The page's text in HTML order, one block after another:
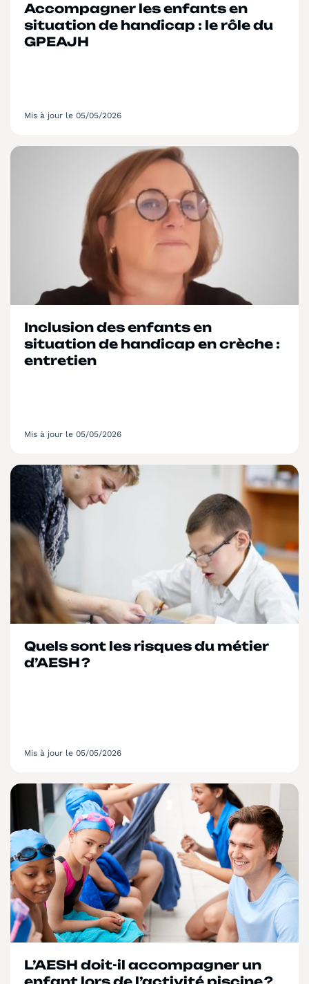
Accompagner les enfants en
situation de handicap : le rôle du
GPEAJH
Mis à jour le 05/05/2026
Inclusion des enfants en
situation de handicap en crèche :
entretien
Mis à jour le 05/05/2026
Quels sont les risques du métier
d’AESH ?
Mis à jour le 05/05/2026
L’AESH doit-il accompagner un